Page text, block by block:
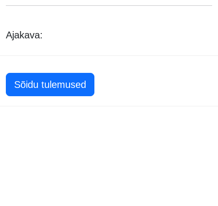
Ajakava:
Sõidu tulemused